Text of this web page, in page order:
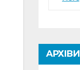
АРХІВИ